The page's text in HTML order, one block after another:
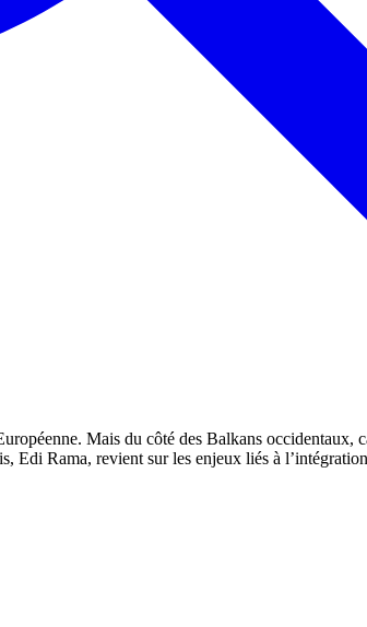
Mais du côté des Balkans occidentaux,
Edi Rama, revient sur les enjeux liés à